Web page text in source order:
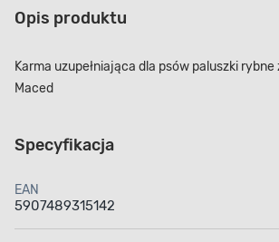
Opis produktu
Karma uzupełniająca dla psów paluszki
Maced
Specyfikacja
EAN
5907489315142